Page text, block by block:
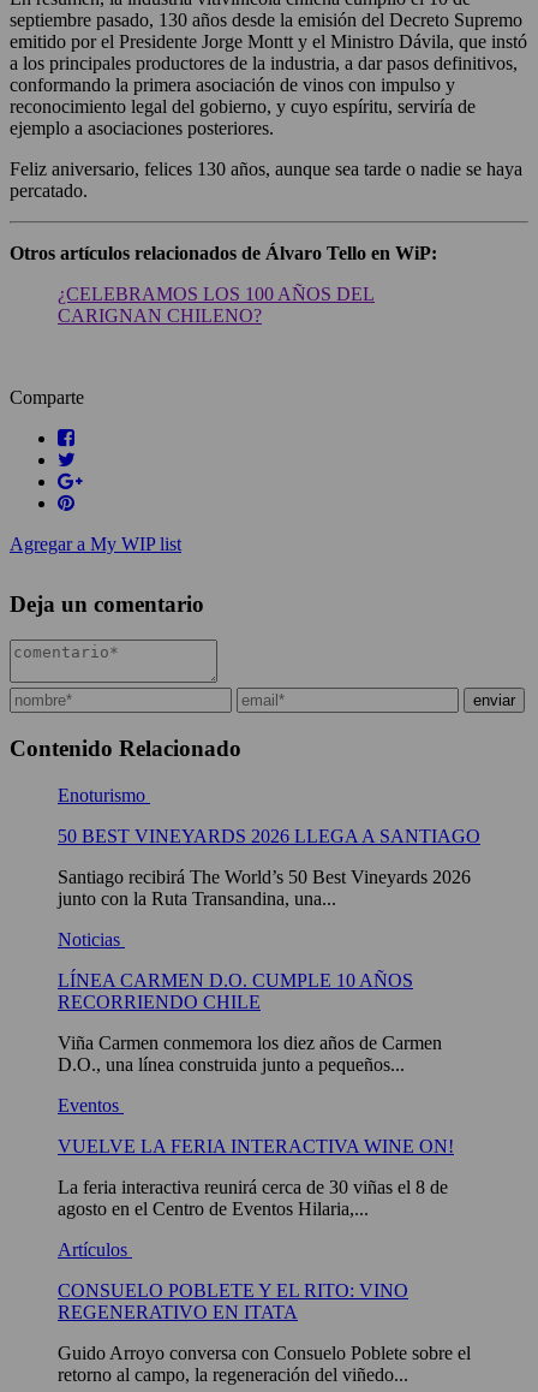
septiembre pasado, 130 años desde la emisión del Decreto Supremo
emitido por el Presidente Jorge Montt y el Ministro Dávila, que instó
a los principales productores de la industria, a dar pasos definitivos,
conformando la primera asociación de vinos con impulso y
reconocimiento legal del gobierno, y cuyo espíritu, serviría de
ejemplo a asociaciones posteriores.
Feliz aniversario, felices 130 años, aunque sea tarde o nadie se haya
percatado.
Otros artículos relacionados de Álvaro Tello en WiP:
¿CELEBRAMOS LOS 100 AÑOS DEL
CARIGNAN CHILENO?
Comparte
Agregar a My WIP list
Deja un comentario
Contenido Relacionado
Enoturismo
50 BEST VINEYARDS 2026 LLEGA A SANTIAGO
Santiago recibirá The World’s 50 Best Vineyards 2026
junto con la Ruta Transandina, una...
Noticias
LÍNEA CARMEN D.O. CUMPLE 10 AÑOS
RECORRIENDO CHILE
Viña Carmen conmemora los diez años de Carmen
D.O., una línea construida junto a pequeños...
Eventos
VUELVE LA FERIA INTERACTIVA WINE ON!
La feria interactiva reunirá cerca de 30 viñas el 8 de
agosto en el Centro de Eventos Hilaria,...
Artículos
CONSUELO POBLETE Y EL RITO: VINO
REGENERATIVO EN ITATA
Guido Arroyo conversa con Consuelo Poblete sobre el
retorno al campo, la regeneración del viñedo...